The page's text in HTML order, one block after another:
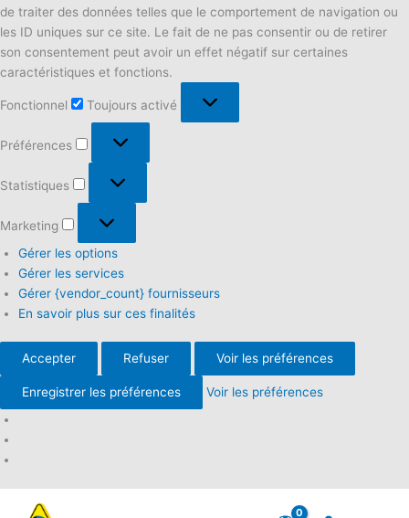
de traiter des données telles que le comportement de navigation ou
les ID uniques sur ce site. Le fait de ne pas consentir ou de retirer
son consentement peut avoir un effet négatif sur certaines
caractéristiques et fonctions.
Fonctionnel
Toujours activé
Préférences
Statistiques
Marketing
Gérer les options
Gérer les services
Gérer {vendor_count} fournisseurs
En savoir plus sur ces finalités
Accepter Refuser Voir les préférences
Enregistrer les préférences Voir les préférences